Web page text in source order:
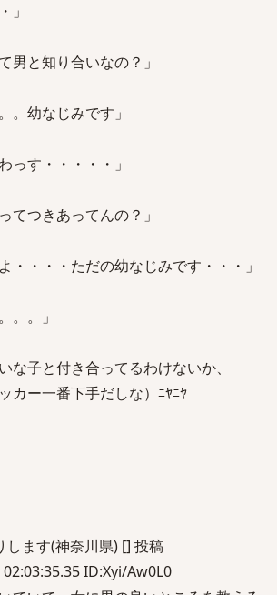
」
男と知り合いなの？」
。幼なじみです」
っす・・・・・」
てつきあってんの？」
・・・・ただの幼なじみです・・・」
。。」
な子と付き合ってるわけないか、
一番下手だしな）ﾆﾔﾆﾔ
します(神奈川県) [] 投稿
ID:Xyi/Aw0L0